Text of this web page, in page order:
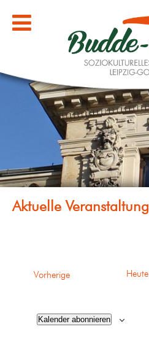
VorherigeVeranstaltungenHeute
Kalender abonnieren